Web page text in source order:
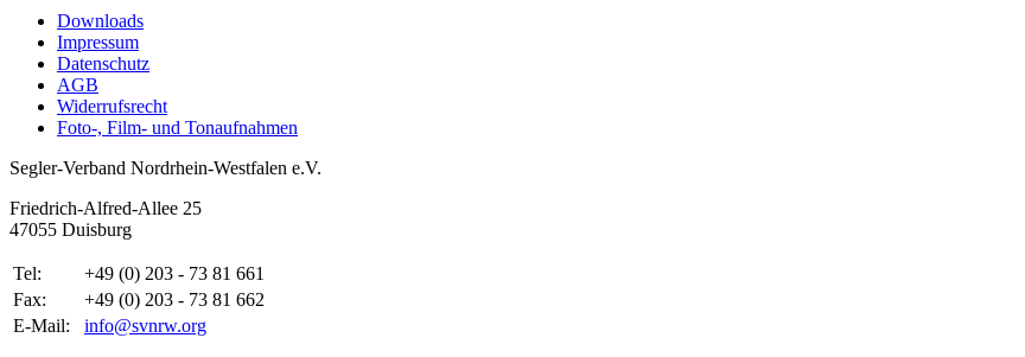
Downloads
Impressum
Datenschutz
AGB
Widerrufsrecht
Foto-, Film- und Tonaufnahmen
Segler-Verband Nordrhein-Westfalen e.V.
Friedrich-Alfred-Allee 25
47055 Duisburg
Tel:
+49 (0) 203 - 73 81 661
Fax:
+49 (0) 203 - 73 81 662
E-Mail:
info@svnrw.org